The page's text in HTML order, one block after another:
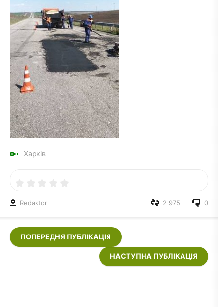
Харків
Redaktor 0
2 975
ПОПЕРЕДНЯ ПУБЛІКАЦІЯ
НАСТУПНА ПУБЛІКАЦІЯ